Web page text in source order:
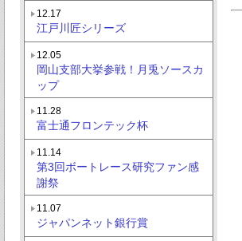
12.17
江戸川匠シリーズ
12.05
岡山支部大挙参戦！月兎ソースカ
ップ
11.28
富士通フロンテック杯
11.14
第3回ボートレース研究ファン感
謝祭
11.07
ジャパンネット銀行賞